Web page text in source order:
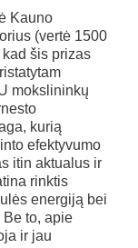
Kauno
(vertė 1500
šis prizas
mokslininkų
kurią
efektyvumo
itin aktualus ir
rinktis
energiją bei
to, apie
ir jau